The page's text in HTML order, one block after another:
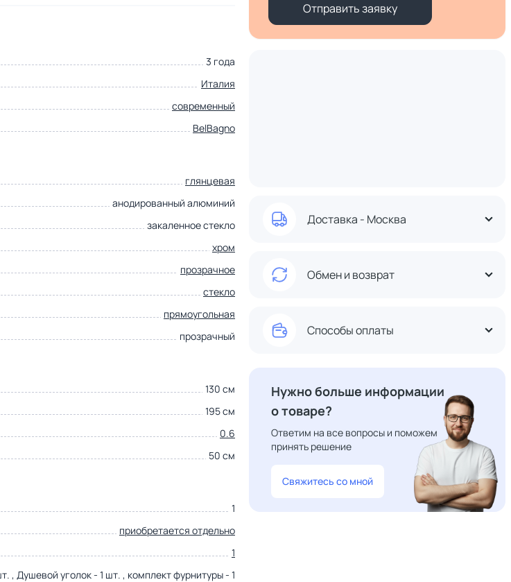
3 года
Италия
современный
BelBagno
глянцевая
анодированный алюминий
закаленное стекло
хром
прозрачное
стекло
прямоугольная
прозрачный
130 см
195 см
0.6
50 см
1
приобретается отдельно
1
, Душевой уголок - 1 шт. , комплект фурнитуры - 1
Отправить заявку
Доставка - Москва
Обмен и возврат
Способы оплаты
Нужно больше информации
о товаре?
Ответим на все вопросы и поможем
принять решение
Свяжитесь со мной